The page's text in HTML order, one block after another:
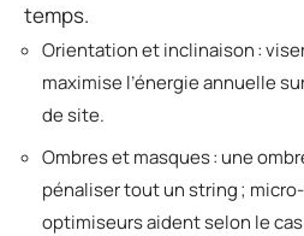
temps.
Orientation et inclinaison :
maximise l’énergie annuelle
de site.
Ombres et masques : une
pénaliser tout un string ;
optimiseurs aident selon le